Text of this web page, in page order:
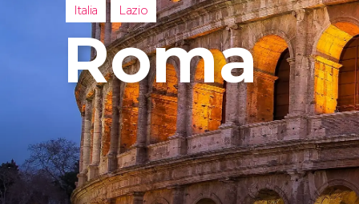
Regno
Regno
Turchia
Italia Lazio
Roma